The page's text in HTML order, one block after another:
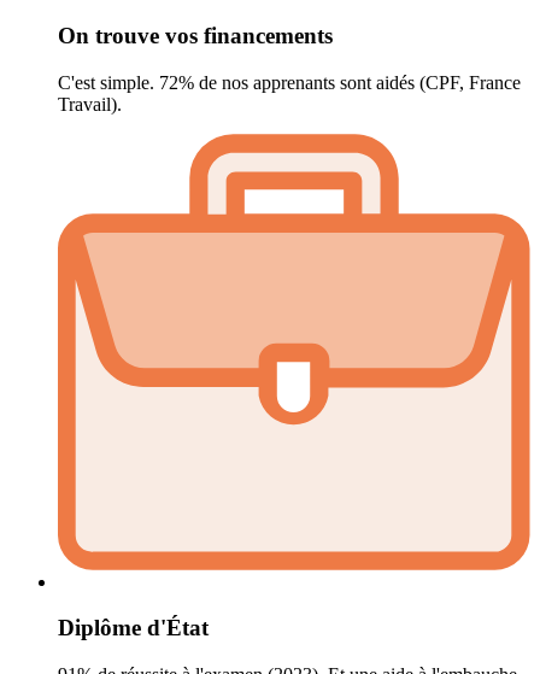
On trouve vos financements
C'est simple. 72% de nos apprenants sont aidés (CPF, France
Travail).
Diplôme d'État